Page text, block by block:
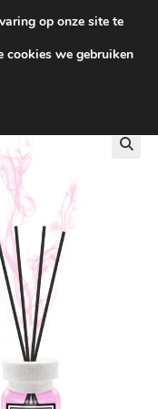
€100
op onze site te
cookies we gebruiken